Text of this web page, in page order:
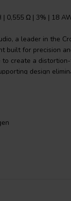
0,555 Ω | 3% | 18
a leader in the
built for precision
to create a
design
with polyurethane
The low